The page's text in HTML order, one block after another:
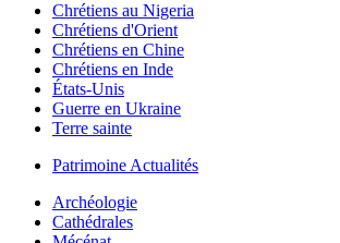
Chrétiens au Nigeria
Chrétiens d'Orient
Chrétiens en Chine
Chrétiens en Inde
États-Unis
Guerre en Ukraine
Terre sainte
Patrimoine Actualités
Archéologie
Cathédrales